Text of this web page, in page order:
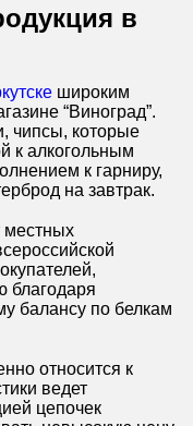
в
широким
“Виноград”.
чипсы, которые
к алкогольным
к гарниру,
на завтрак.
местных
благодаря
балансу по белкам
относится к
ведет
цепочек